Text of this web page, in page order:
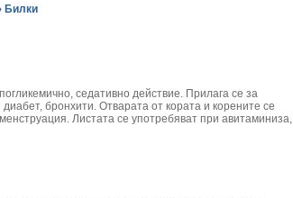
Билки
седативно действие. Прилага се за
бронхити. Отварата от кората и корените се
Листата се употребяват при авитаминиза,